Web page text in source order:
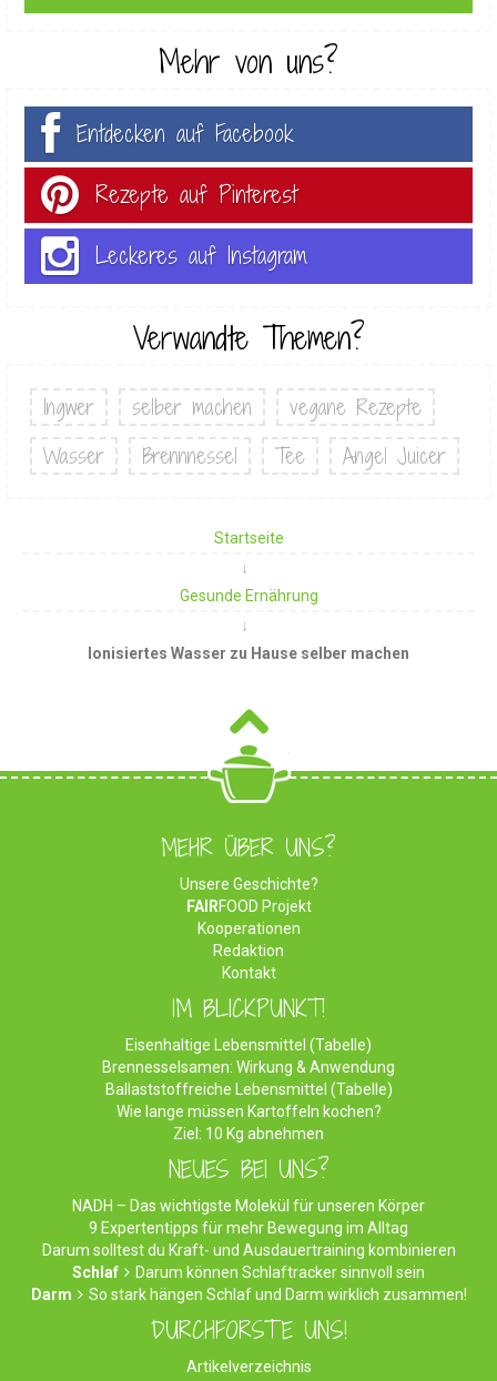
Mehr von uns?
Entdecken auf Facebook
Rezepte auf Pinterest
Leckeres auf Instagram
Verwandte Themen?
Ingwer selber machen
vegane Rezepte
Wasser
Brennnessel Tee Angel Juicer
Startseite
Gesunde Ernährung
Ionisiertes Wasser zu Hause selber machen
MEHR ÜBER UNS?
Unsere Geschichte?
FAIRFOOD Projekt
Kooperationen
Redaktion
Kontakt
IM BLICKPUNKT!
Eisenhaltige Lebensmittel (Tabelle)
Brennesselsamen: Wirkung & Anwendung
Ballaststoffreiche Lebensmittel (Tabelle)
Wie lange müssen Kartoffeln kochen?
Ziel: 10 Kg abnehmen
NEUES BEI UNS?
NADH – Das wichtigste Molekül für unseren Körper
9 Expertentipps für mehr Bewegung im Alltag
Darum solltest du Kraft- und Ausdauertraining kombinieren
Schlaf
Darum können Schlaftracker sinnvoll sein
Darm
So stark hängen Schlaf und Darm wirklich zusammen!
DURCHFORSTE UNS!
Artikelverzeichnis